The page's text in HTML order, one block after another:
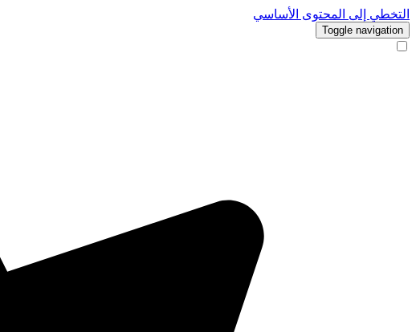
التخطي إلى المحتوى الأساسي
Toggle navigation